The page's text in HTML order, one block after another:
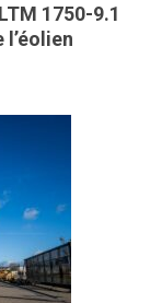
1750-9.1